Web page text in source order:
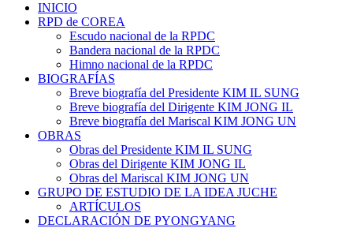
INICIO
RPD de COREA
Escudo nacional de la RPDC
Bandera nacional de la RPDC
Himno nacional de la RPDC
BIOGRAFÍAS
Breve biografía del Presidente KIM IL SUNG
Breve biografía del Dirigente KIM JONG IL
Breve biografía del Mariscal KIM JONG UN
OBRAS
Obras del Presidente KIM IL SUNG
Obras del Dirigente KIM JONG IL
Obras del Mariscal KIM JONG UN
GRUPO DE ESTUDIO DE LA IDEA JUCHE
ARTÍCULOS
DECLARACIÓN DE PYONGYANG